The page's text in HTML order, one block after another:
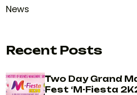
News
Recent Posts
Two Day Grand
Fest ‘M-Fiesta